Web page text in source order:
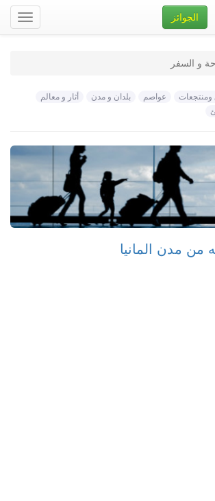
تصفح
الموقع
الجوائز
و السفر
ومنتجعات عواصم بلدان و مدن
أثار و معالم
من مدن المانيا